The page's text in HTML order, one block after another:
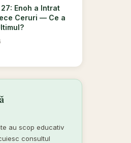
Enoh a Intrat
Ceruri — Ce a
au scop educativ
consultul